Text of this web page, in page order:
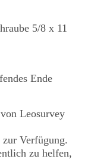
5/8 x 11
Ende
Leosurvey
zur Verfügung.
zu helfen,